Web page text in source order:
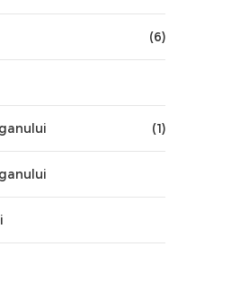
(6)
(1)